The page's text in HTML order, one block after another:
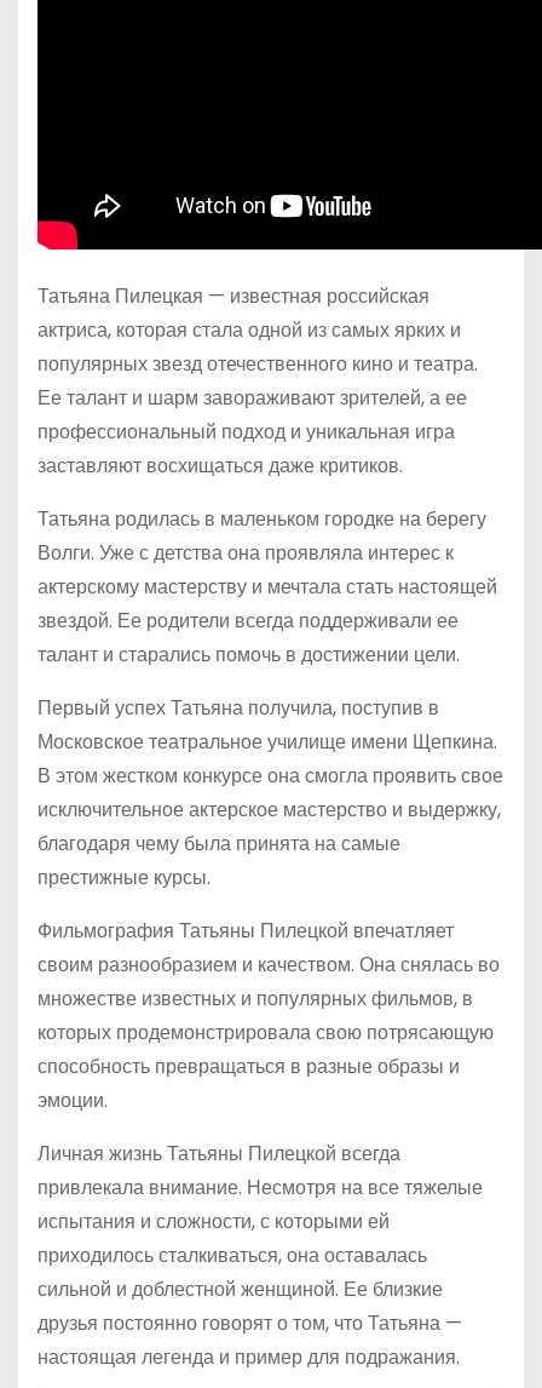
Татьяна Пилецкая — известная российская
актриса, которая стала одной из самых ярких и
популярных звезд отечественного кино и театра.
Ее талант и шарм завораживают зрителей, а ее
профессиональный подход и уникальная игра
заставляют восхищаться даже критиков.
Татьяна родилась в маленьком городке на берегу
Волги. Уже с детства она проявляла интерес к
актерскому мастерству и мечтала стать настоящей
звездой. Ее родители всегда поддерживали ее
талант и старались помочь в достижении цели.
Первый успех Татьяна получила, поступив в
Московское театральное училище имени Щепкина.
В этом жестком конкурсе она смогла проявить свое
исключительное актерское мастерство и выдержку,
благодаря чему была принята на самые
престижные курсы.
Фильмография Татьяны Пилецкой впечатляет
своим разнообразием и качеством. Она снялась во
множестве известных и популярных фильмов, в
которых продемонстрировала свою потрясающую
способность превращаться в разные образы и
эмоции.
Личная жизнь Татьяны Пилецкой всегда
привлекала внимание. Несмотря на все тяжелые
испытания и сложности, с которыми ей
приходилось сталкиваться, она оставалась
сильной и доблестной женщиной. Ее близкие
друзья постоянно говорят о том, что Татьяна —
настоящая легенда и пример для подражания.